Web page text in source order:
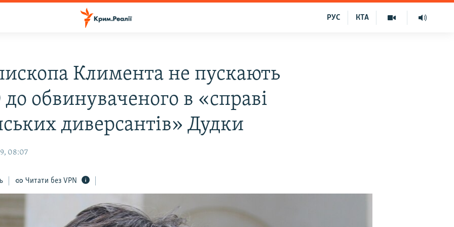
КТА
РУС
Климента не пускають
обвинуваченого в «справі
диверсантів» Дудки
08:07
Читати без VPN